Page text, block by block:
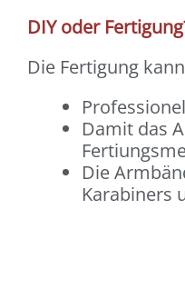
DIY oder
Die Fertigung
Damit das
Die
Karabiners